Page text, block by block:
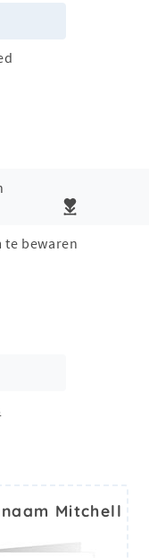
te bewaren
Mitchell